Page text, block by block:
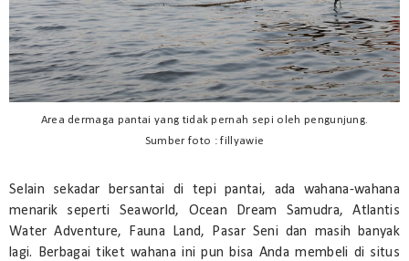
Area dermaga pantai yang tidak pernah sepi oleh pengunjung.
Sumber foto : fillyawie
Selain sekadar bersantai di tepi pantai, ada wahana-wahana
menarik seperti Seaworld, Ocean Dream Samudra, Atlantis
Water Adventure, Fauna Land, Pasar Seni dan masih banyak
lagi. Berbagai tiket wahana ini pun bisa Anda membeli di situs